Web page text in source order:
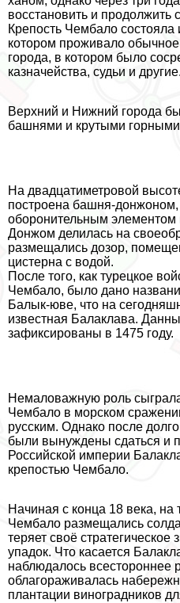
восстановить и продолжить
Крепость Чембало состояла
котором проживало
города, в котором было
казначейства, судьи и другие.
Верхний и Нижний города
башнями и крутыми
На двадцатиметровой
построена башня-
оборонительным элементом
Донжом делилась на
размещались дозор,
цистерна с водой.
После того, как турецкое
Чембало, было дано
Балык-юве, что на
известная Балаклава.
зафиксированы в 1475 году.
Немаловажную роль сыграла
Чембало в морском
русским. Однако после
были вынуждены сдаться и
Российской империи
крепостью Чембало.
Начиная с конца 18 века, на
Чембало размещались
теряет своё стратегическое
упадок. Что касается
наблюдалось всестороннее
облагораживалась
плантации виноградников